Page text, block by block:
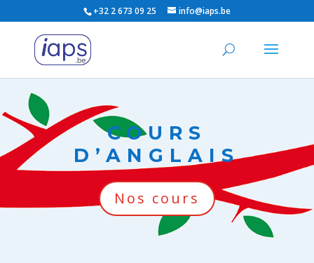
+32 2 673 09 25 info@iaps.be
COURS
D’ANGLAIS
Nos cours